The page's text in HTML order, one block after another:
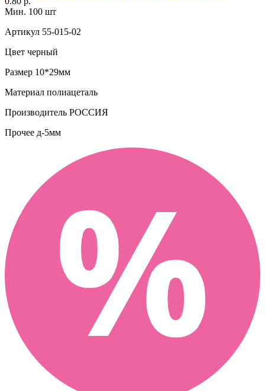
Мин. 100 шт
Артикул 55-015-02
Цвет черный
Размер 10*29мм
Материал полиацеталь
Производитель РОССИЯ
Прочее д-5мм